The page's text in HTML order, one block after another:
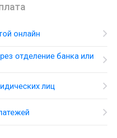
онлайн
отделение банка или
лиц